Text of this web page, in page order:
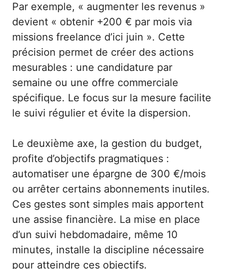
Par exemple, « augmenter les revenus »
devient « obtenir +200 € par mois via
missions freelance d’ici juin ». Cette
précision permet de créer des actions
mesurables : une candidature par
semaine ou une offre commerciale
spécifique. Le focus sur la mesure facilite
le suivi régulier et évite la dispersion.
Le deuxième axe, la gestion du budget,
profite d’objectifs pragmatiques :
automatiser une épargne de 300 €/mois
ou arrêter certains abonnements inutiles.
Ces gestes sont simples mais apportent
une assise financière. La mise en place
d’un suivi hebdomadaire, même 10
minutes, installe la discipline nécessaire
pour atteindre ces objectifs.